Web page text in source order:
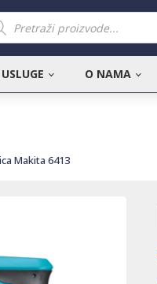
O NAMA
Makita 6413